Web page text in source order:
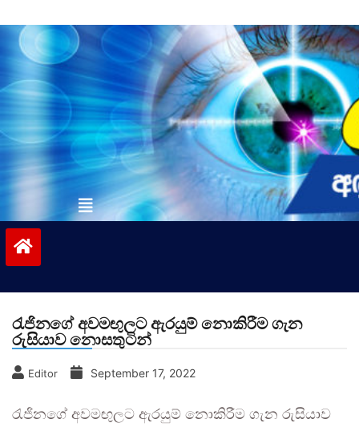
to
contentvinivida.lk
රැජිනගේ අවමඟුලට ඇරයුම් නොකිරීම ගැන
රුසියාව නොසතුටින්
Editor September 17, 2022
රැජිනගේ අවමඟුලට ඇරයුම් නොකිරීම ගැන රුසියාව